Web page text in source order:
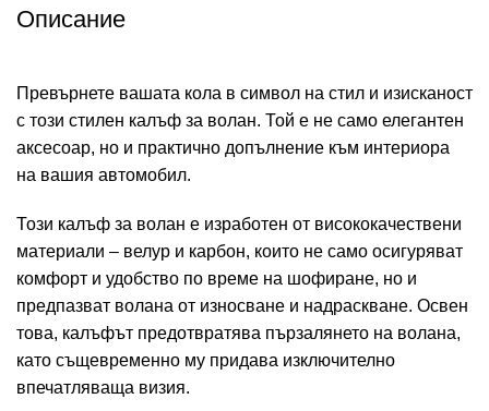
Описание
Превърнете вашата кола в символ на стил и изисканост
с този стилен калъф за волан. Той е не само елегантен
аксесоар, но и практично допълнение към интериора
на вашия автомобил.
Този калъф за волан е изработен от висококачествени
материали – велур и карбон, които не само осигуряват
комфорт и удобство по време на шофиране, но и
предпазват волана от износване и надраскване. Освен
това, калъфът предотвратява пързалянето на волана,
като същевременно му придава изключително
впечатляваща визия.